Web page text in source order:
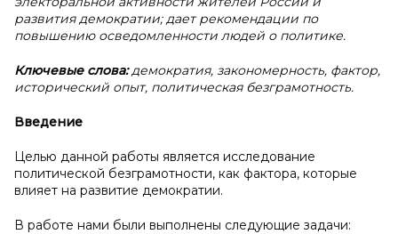
развития демократии; дает рекомендации по
повышению осведомленности людей о политике.
Ключевые слова:демократия, закономерность, фактор,
исторический опыт, политическая безграмотность.
Введение
Целью данной работы является исследование
политической безграмотности, как фактора, которые
влияет на развитие демократии.
В работе нами были выполнены следующие задачи: